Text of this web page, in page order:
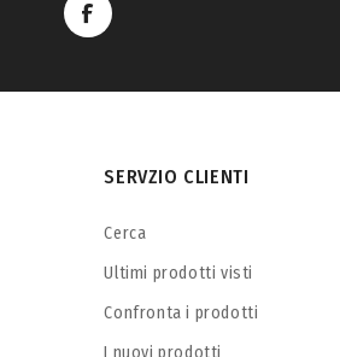
SERVZIO CLIENTI
Cerca
Ultimi prodotti visti
Confronta i prodotti
I nuovi prodotti